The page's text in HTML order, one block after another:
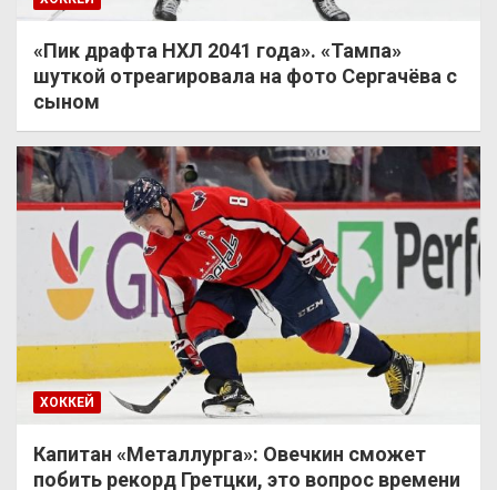
«Пик драфта НХЛ 2041 года». «Тампа»
шуткой отреагировала на фото Сергачёва с
сыном
ХОККЕЙ
Капитан «Металлурга»: Овечкин сможет
побить рекорд Гретцки, это вопрос времени